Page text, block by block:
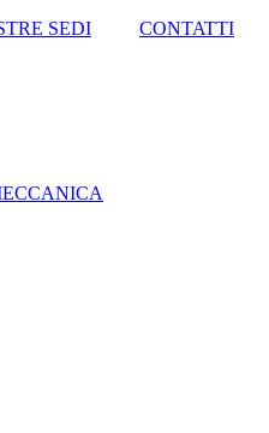
SEDI CONTATTI